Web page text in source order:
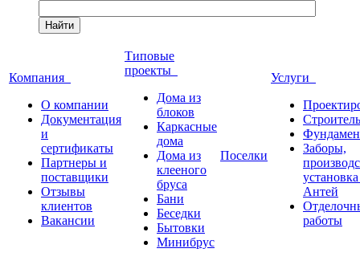
Найти
Компания
О компании
Документация
и
сертификаты
Партнеры и
поставщики
Отзывы
клиентов
Вакансии
Типовые
проекты
Дома из
блоков
Каркасные
дома
Дома из
клееного
бруса
Бани
Беседки
Бытовки
Минибрус
Поселки
Услуги
Заборы,
Антей
работы